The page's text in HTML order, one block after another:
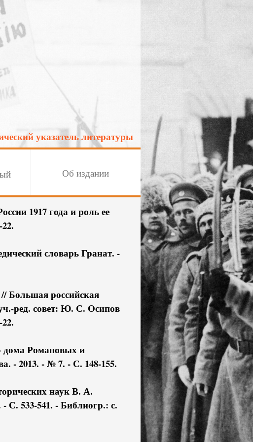
указатель литературы
Об издании
1917 года и роль ее
словарь Гранат. -
российская
ред. совет: Ю. С. Осипов
дома Романовых и
- 2013. - № 7. - С. 148-155.
наук В. А.
С. 533-541. - Библиогр.: с.